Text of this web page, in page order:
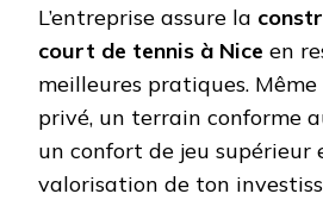
L’entreprise assure la
court de tennis à Nice en
meilleures pratiques.
privé, un terrain conforme
un confort de jeu supérieur
valorisation de ton